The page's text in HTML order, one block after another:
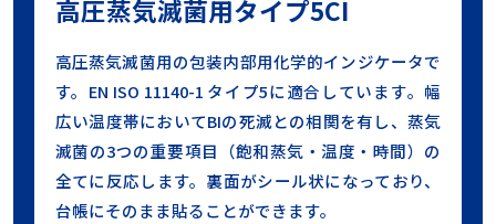
高圧蒸気滅菌用タイプ5CI
高圧蒸気滅菌用の包装内部用化学的インジケータで
す。EN ISO 11140-1 タイプ5に適合しています。幅
広い温度帯においてBIの死滅との相関を有し、蒸気
滅菌の3つの重要項目（飽和蒸気・温度・時間）の
全てに反応します。裏面がシール状になっており、
台帳にそのまま貼ることができます。